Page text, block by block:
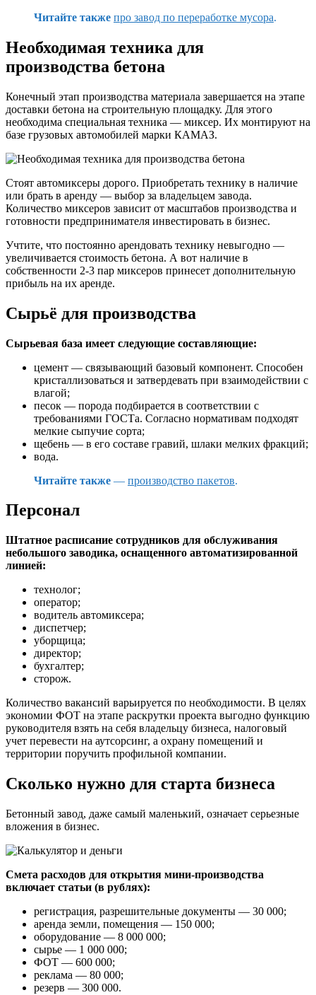
Читайте также про завод по переработке мусора.
Необходимая техника для
производства бетона
Конечный этап производства материала завершается на этапе
доставки бетона на строительную площадку. Для этого
необходима специальная техника — миксер. Их монтируют на
базе грузовых автомобилей марки КАМАЗ.
Стоят автомиксеры дорого. Приобретать технику в наличие
или брать в аренду — выбор за владельцем завода.
Количество миксеров зависит от масштабов производства и
готовности предпринимателя инвестировать в бизнес.
Учтите, что постоянно арендовать технику невыгодно —
увеличивается стоимость бетона. А вот наличие в
собственности 2-3 пар миксеров принесет дополнительную
прибыль на их аренде.
Сырьё для производства
Сырьевая база имеет следующие составляющие:
цемент — связывающий базовый компонент. Способен
кристаллизоваться и затвердевать при взаимодействии с
влагой;
песок — порода подбирается в соответствии с
требованиями ГОСТа. Согласно нормативам подходят
мелкие сыпучие сорта;
щебень — в его составе гравий, шлаки мелких фракций;
вода.
Читайте также — производство пакетов.
Персонал
Штатное расписание сотрудников для обслуживания
небольшого заводика, оснащенного автоматизированной
линией:
технолог;
оператор;
водитель автомиксера;
диспетчер;
уборщица;
директор;
бухгалтер;
сторож.
Количество вакансий варьируется по необходимости. В целях
экономии ФОТ на этапе раскрутки проекта выгодно функцию
руководителя взять на себя владельцу бизнеса, налоговый
учет перевести на аутсорсинг, а охрану помещений и
территории поручить профильной компании.
Сколько нужно для старта бизнеса
Бетонный завод, даже самый маленький, означает серьезные
вложения в бизнес.
Смета расходов для открытия мини-производства
включает статьи (в рублях):
регистрация, разрешительные документы — 30 000;
аренда земли, помещения — 150 000;
оборудование — 8 000 000;
сырье — 1 000 000;
ФОТ — 600 000;
реклама — 80 000;
резерв — 300 000.